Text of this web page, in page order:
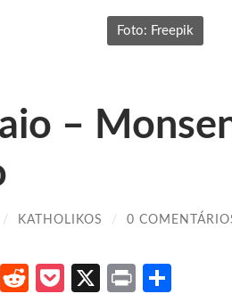
Foto: Freepik
–
/ KATHOLIKOS / 0
LinkedIn
RedditPocket
X Print